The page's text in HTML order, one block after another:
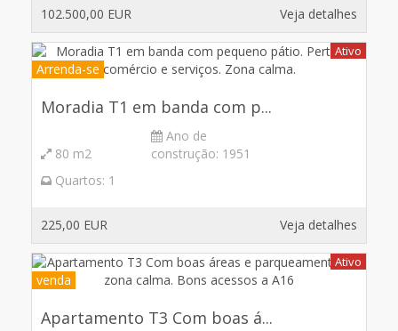
102.500,00 EUR Veja detalhes
Ativo
Arrenda-se
Moradia T1 em banda com p...
80 m2
Ano de
construção: 1951
Quartos: 1
225,00 EUR Veja detalhes
Ativo
venda
Apartamento T3 Com boas á...